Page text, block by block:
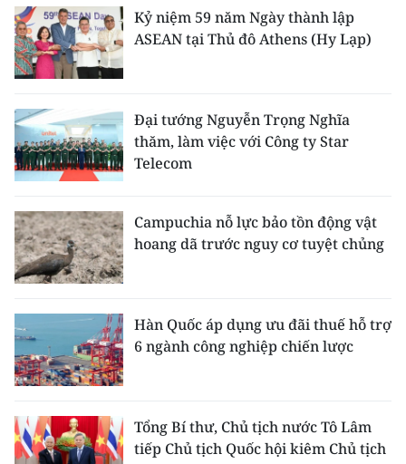
ĐỌC BÁO IN
ENGLISH
中文
FRANÇAIS
ESPAÑOL
한국어
Kỷ niệm 59 năm Ngày thành lập
ASEAN tại Thủ đô Athens (Hy Lạp)
Đại tướng Nguyễn Trọng Nghĩa
thăm, làm việc với Công ty Star
Telecom
Campuchia nỗ lực bảo tồn động vật
hoang dã trước nguy cơ tuyệt chủng
Hàn Quốc áp dụng ưu đãi thuế hỗ trợ
6 ngành công nghiệp chiến lược
Tổng Bí thư, Chủ tịch nước Tô Lâm
tiếp Chủ tịch Quốc hội kiêm Chủ tịch